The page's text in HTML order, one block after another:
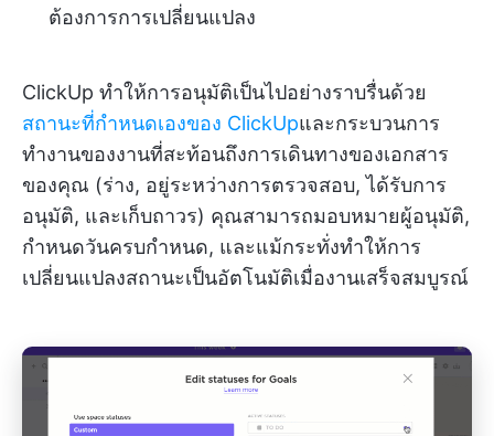
ต้องการการเปลี่ยนแปลง
ClickUp ทำให้การอนุมัติเป็นไปอย่างราบรื่นด้วย
สถานะที่กำหนดเองของ ClickUpและกระบวนการ
ทำงานของงานที่สะท้อนถึงการเดินทางของเอกสาร
ของคุณ (ร่าง, อยู่ระหว่างการตรวจสอบ, ได้รับการ
อนุมัติ, และเก็บถาวร) คุณสามารถมอบหมายผู้อนุมัติ,
กำหนดวันครบกำหนด, และแม้กระทั่งทำให้การ
เปลี่ยนแปลงสถานะเป็นอัตโนมัติเมื่องานเสร็จสมบูรณ์